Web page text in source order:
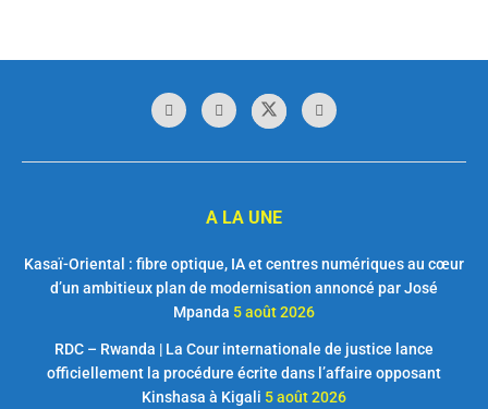
A LA UNE
Kasaï-Oriental : fibre optique, IA et centres numériques au cœur
d’un ambitieux plan de modernisation annoncé par José
Mpanda 5 août 2026
RDC – Rwanda | La Cour internationale de justice lance
officiellement la procédure écrite dans l’affaire opposant
Kinshasa à Kigali 5 août 2026